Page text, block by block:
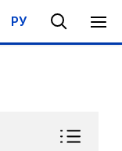
РУ
Parabole din partea Celui